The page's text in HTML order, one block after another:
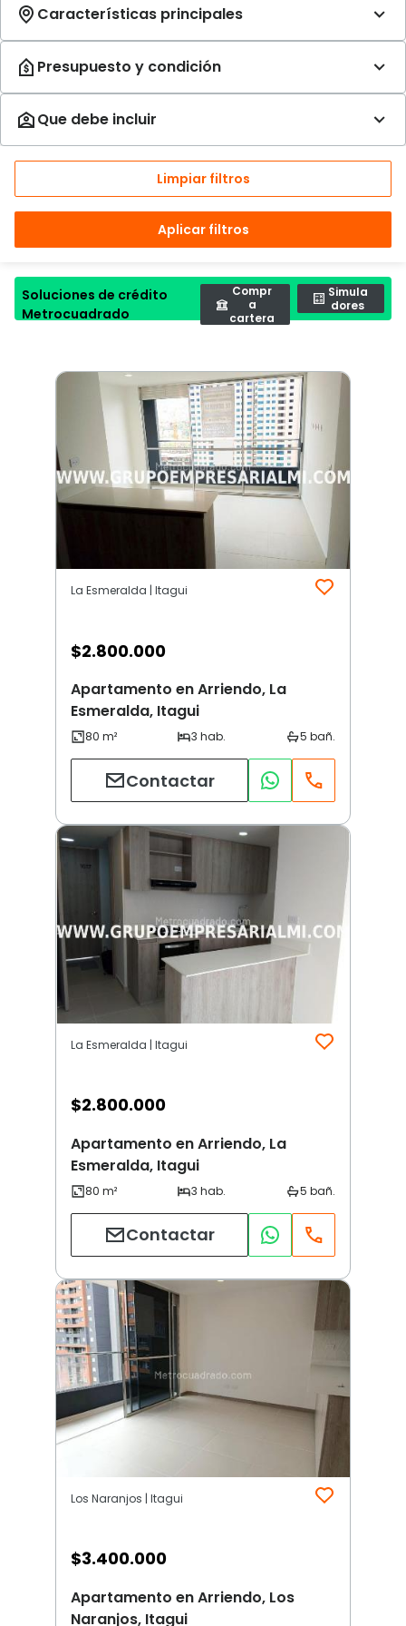
Limpiar filtros
Aplicar filtros
Soluciones de crédito
Metrocuadrado
Compr
a
cartera
Simula
dores
La Esmeralda | Itagui
$2.800.000
Apartamento en Arriendo, La
Esmeralda, Itagui
Contactar
La Esmeralda | Itagui
$2.800.000
Apartamento en Arriendo, La
Esmeralda, Itagui
Contactar
Los Naranjos | Itagui
$3.400.000
Apartamento en Arriendo, Los
Naranjos, Itagui